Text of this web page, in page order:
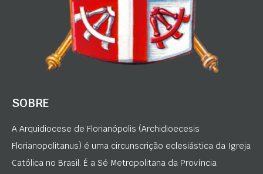
SOBRE
A Arquidiocese de Florianópolis (Archidioecesis
Florianopolitanus) é uma circunscrição eclesiástica da Igreja
Católica no Brasil. É a Sé Metropolitana da Província